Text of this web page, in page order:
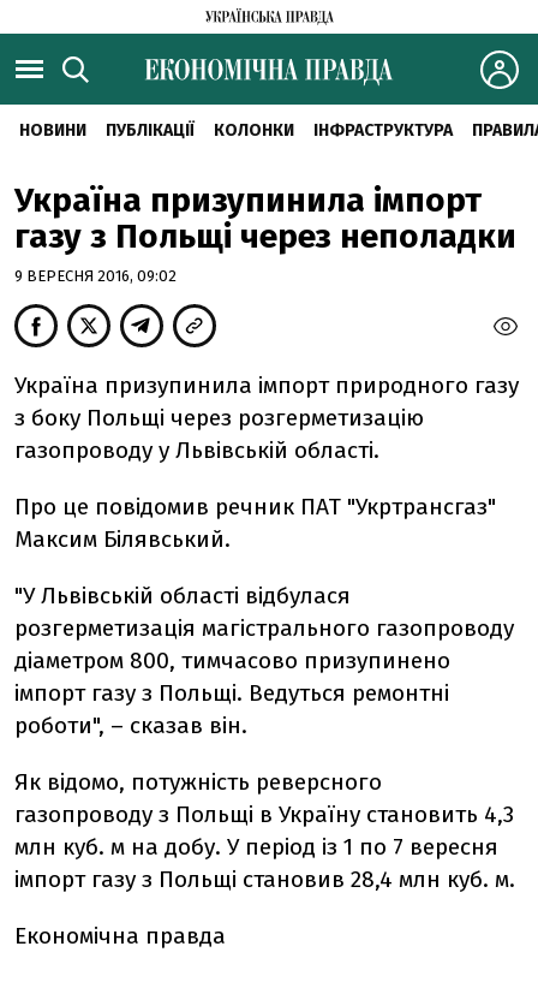
НОВИНИ ПУБЛІКАЦІЇ КОЛОНКИ ІНФРАСТРУКТУРА
Україна призупинила імпорт
газу з Польщі через неполадки
9 ВЕРЕСНЯ 2016, 09:02
Україна призупинила імпорт природного газу
з боку Польщі через розгерметизацію
газопроводу у Львівській області.
Про це повідомив речник ПАТ "Укртрансгаз"
Максим Білявський.
"У Львівській області відбулася
розгерметизація магістрального газопроводу
діаметром 800, тимчасово призупинено
імпорт газу з Польщі. Ведуться ремонтні
роботи", – сказав він.
Як відомо, потужність реверсного
газопроводу з Польщі в Україну становить 4,3
млн куб. м на добу. У період із 1 по 7 вересня
імпорт газу з Польщі становив 28,4 млн куб. м.
Економічна правда